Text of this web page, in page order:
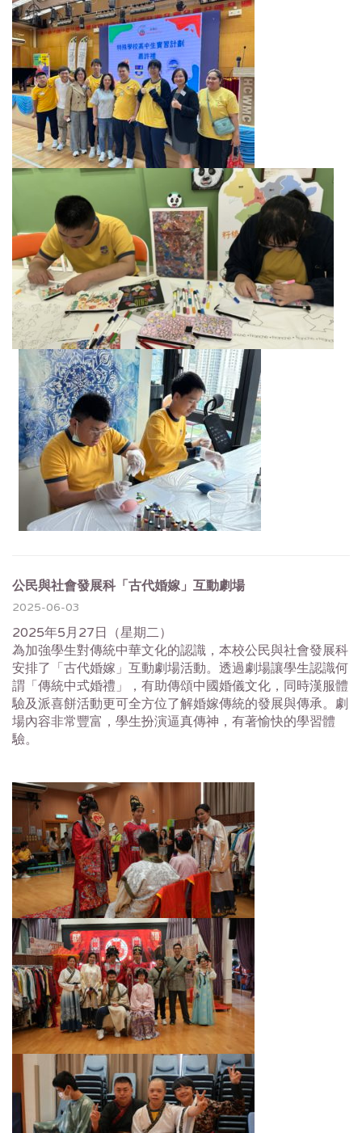
公民與社會發展科「古代婚嫁」互動劇場
2025-06-03
2025年5月27日（星期二）
為加強學生對傳統中華文化的認識，本校公民與社會發展科
安排了「古代婚嫁」互動劇場活動。透過劇場讓學生認識何
謂「傳統中式婚禮」，有助傳頌中國婚儀文化，同時漢服體
驗及派喜餅活動更可全方位了解婚嫁傳統的發展與傳承。劇
場內容非常豐富，學生扮演逼真傳神，有著愉快的學習體
驗。